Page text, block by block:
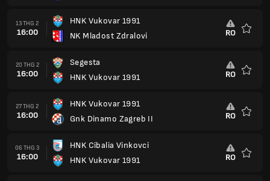
13 THG 2
16:00
HNK Vukovar 1991
NK Mladost Zdralovi
RO
20 THG 2
16:00
Segesta
HNK Vukovar 1991
RO
27 THG 2
16:00
HNK Vukovar 1991
Gnk Dinamo Zagreb II
RO
06 THG 3
16:00
HNK Cibalia Vinkovci
HNK Vukovar 1991
RO